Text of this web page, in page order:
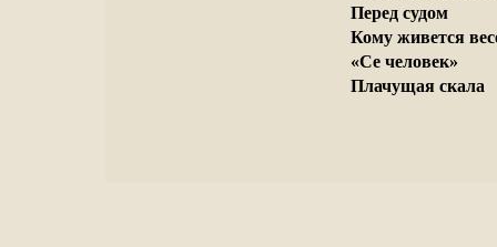
Перед судом
Кому живется
«Се человек»
Плачущая скала